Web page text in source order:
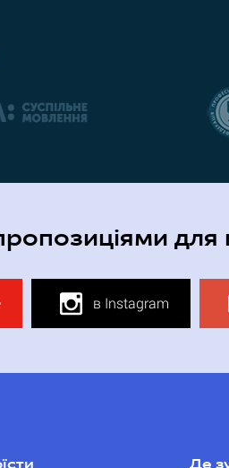
для
в Instagram